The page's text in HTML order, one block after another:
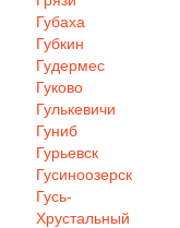
Губаха
Губкин
Гудермес
Гуково
Гулькевичи
Гуниб
Гурьевск
Гусиноозерск
Гусь-
Хрустальный